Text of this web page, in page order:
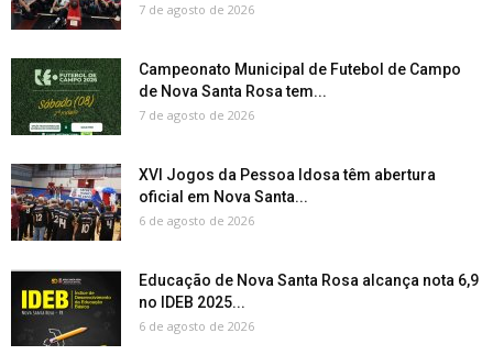
7 de agosto de 2026
Campeonato Municipal de Futebol de Campo
de Nova Santa Rosa tem...
7 de agosto de 2026
XVI Jogos da Pessoa Idosa têm abertura
oficial em Nova Santa...
6 de agosto de 2026
Educação de Nova Santa Rosa alcança nota 6,9
no IDEB 2025...
6 de agosto de 2026